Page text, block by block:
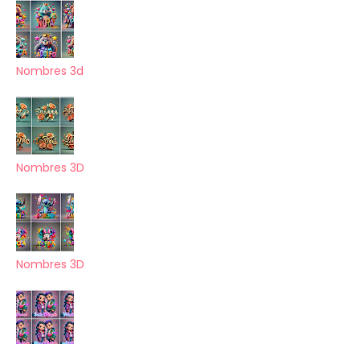
Nombres 3d
Nombres 3D
Nombres 3D